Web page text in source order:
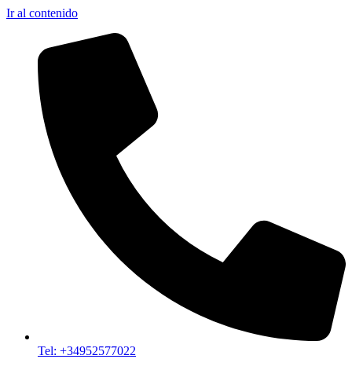
Ir al contenido
Tel: +34952577022